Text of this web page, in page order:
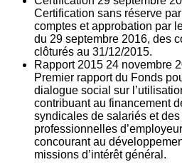
Certification sans réserve
comptes et approbation par
du 29 septembre 2016, des
clôturés au 31/12/2015.
Rapport 2015 24 novembre
Premier rapport du Fonds
dialogue social sur
contribuant au financement
syndicales de salariés et
professionnelles
concourant au
missions d’intérêt général.